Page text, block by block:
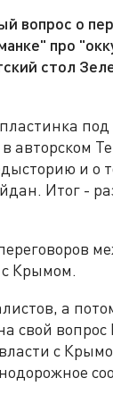
вопрос о
про
стол
авторском
и о
Итог -
с Крымом.
а
свой вопрос
с